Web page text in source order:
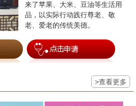
来了苹果、大米、豆油等生活用
品，以实际行动践行尊老、敬
老、爱老的传统美德。
>查看更多